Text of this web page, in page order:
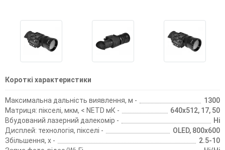
Короткі характеристики
Максимальна дальність виявлення, м -
1300
Матриця: пікселі, мкм, < NETD мК -
640x512, 17, 50
Вбудований лазерний далекомір -
Ні
Дисплей: технологія, пікселі -
OLED, 800x600
Збільшення, х -
2.5-10